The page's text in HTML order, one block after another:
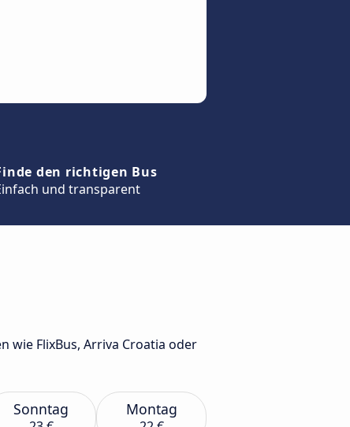
den richtigen Bus
und transparent
wie FlixBus, Arriva Croatia oder
Sonntag Montag